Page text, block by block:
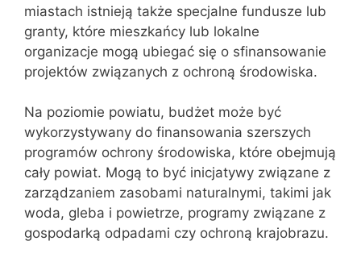
miastach istnieją także specjalne fundusze lub
granty, które mieszkańcy lub lokalne
organizacje mogą ubiegać się o sfinansowanie
projektów związanych z ochroną środowiska.
Na poziomie powiatu, budżet może być
wykorzystywany do finansowania szerszych
programów ochrony środowiska, które obejmują
cały powiat. Mogą to być inicjatywy związane z
zarządzaniem zasobami naturalnymi, takimi jak
woda, gleba i powietrze, programy związane z
gospodarką odpadami czy ochroną krajobrazu.